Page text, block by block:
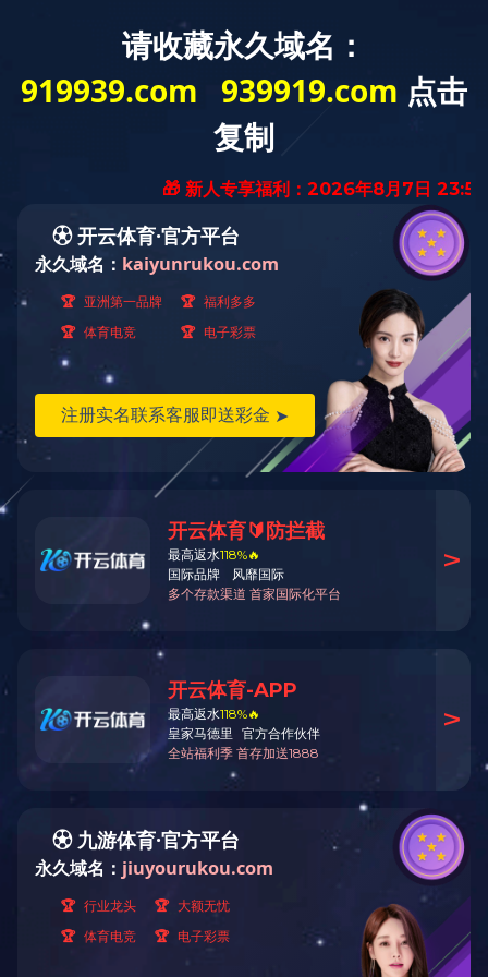
产品详情
ROD型
R型铁氧体磁芯，是棒状的镍锌或锰锌软质铁氧体，常用于绕线后
的绕组，具有良好的耐电压和电流性能，在点火器，碳刷，音频天
线，无线天线中广泛使用。